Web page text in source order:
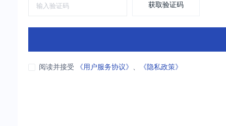
获取验证码
阅读并接受 《用户服务协议》 、 《隐私政策》